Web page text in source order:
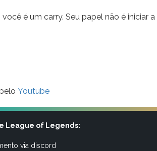
é um carry. Seu papel não é iniciar
Youtube
League of Legends:
via discord